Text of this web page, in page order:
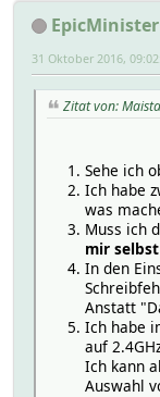
EpicMinister
31 Oktober 2016,
Zitat von:
Sehe ich
Ich habe
was
Muss ich
mir
In den
Anstatt
Ich habe
auf
Ich kann
Auswahl